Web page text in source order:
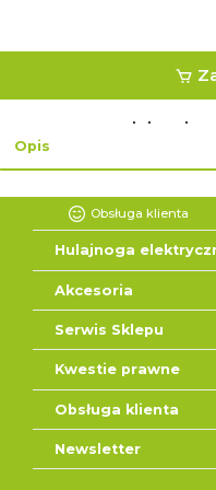
lub
Opis
Obsługa klienta
Hulajnoga
Akcesoria
Serwis Sklepu
Kwestie prawne
Obsługa klienta
Newsletter